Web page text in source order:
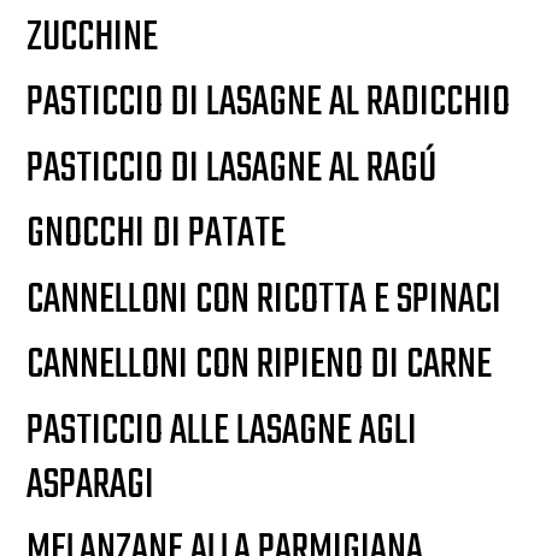
ZUCCHINE
PASTICCIO DI LASAGNE AL RADICCHIO
PASTICCIO DI LASAGNE AL RAGÚ
GNOCCHI DI PATATE
CANNELLONI CON RICOTTA E SPINACI
CANNELLONI CON RIPIENO DI CARNE
PASTICCIO ALLE LASAGNE AGLI
ASPARAGI